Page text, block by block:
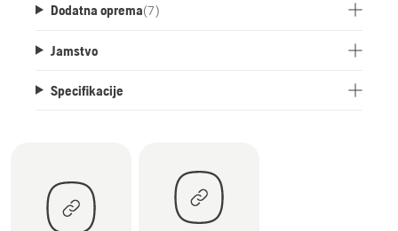
Dodatna oprema(7)
Jamstvo
Specifikacije